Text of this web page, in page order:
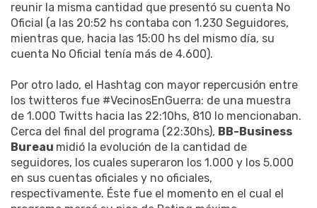
reunir la misma cantidad que presentó su cuenta No
Oficial (a las 20:52 hs contaba con 1.230 Seguidores,
mientras que, hacia las 15:00 hs del mismo día, su
cuenta No Oficial tenía más de 4.600).
Por otro lado, el Hashtag con mayor repercusión entre
los twitteros fue #VecinosEnGuerra: de una muestra
de 1.000 Twitts hacia las 22:10hs, 810 lo mencionaban.
Cerca del final del programa (22:30hs), BB-Business
Bureau midió la evolución de la cantidad de
seguidores, los cuales superaron los 1.000 y los 5.000
en sus cuentas oficiales y no oficiales,
respectivamente. Éste fue el momento en el cual el